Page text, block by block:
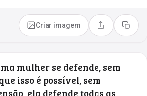
Criar imagem Compartilhar
Copiar
mulher se defende, sem
isso é possível, sem
ela defende todas as